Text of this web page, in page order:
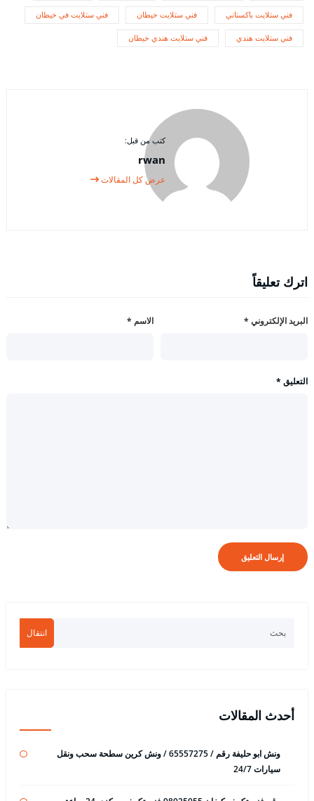
فني ستلايت باكستاني فني ستلايت خيطان فني ستلايت في خيطان
فني ستلايت هندي فني ستلايت هندي خيطان
كتب من قبل:
rwan
عرض كل المقالات
اترك تعليقاً
الاسم * البريد الإلكتروني *
التعليق *
انتقال
أحدث المقالات
ونش ابو حليفة رقم / 65557275 / ونش كرين سطحة سحب ونقل
سيارات 24/7